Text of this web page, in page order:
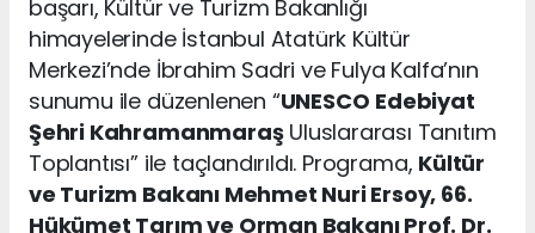
başarı, Kültür ve Turizm Bakanlığı
himayelerinde İstanbul Atatürk Kültür
Merkezi’nde İbrahim Sadri ve Fulya Kalfa’nın
sunumu ile düzenlenen “UNESCO Edebiyat
Şehri KahramanmaraşUluslararası Tanıtım
Toplantısı” ile taçlandırıldı. Programa, Kültür
ve Turizm Bakanı Mehmet Nuri Ersoy, 66.
Hükümet Tarım ve Orman Bakanı Prof. Dr.